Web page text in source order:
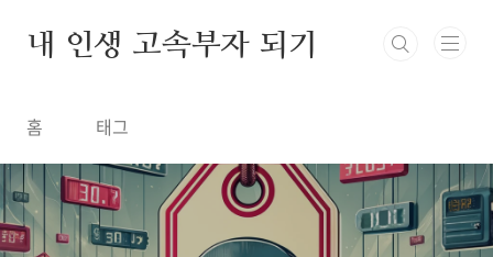
내 인생 고속부자 되기
홈 태그